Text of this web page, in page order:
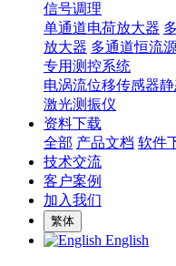
信号调理
单通道电荷放大器
放大器 多通道恒流
专用测控系统
电涡流位移传感器
激光测振仪
资料下载
全部 产品文档 软件
技术交流
客户案例
加入我们
繁体
English